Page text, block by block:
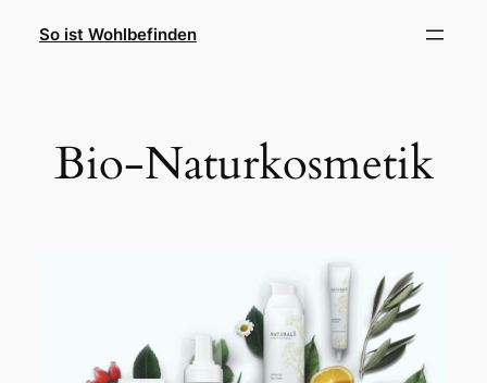
InhaltSo ist Wohlbefinden
Bio-Naturkosmetik